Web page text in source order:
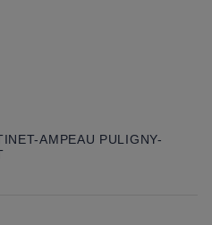
AMPEAU PULIGNY-